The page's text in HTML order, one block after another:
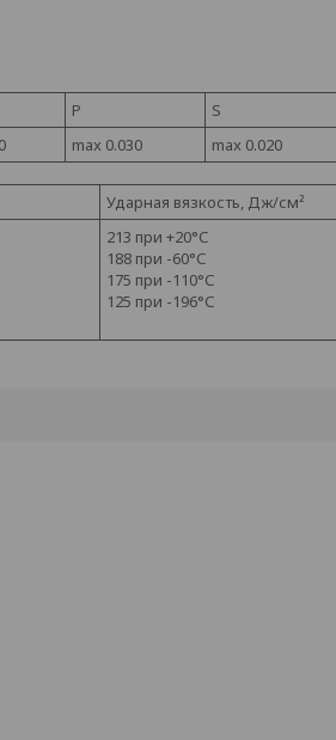
P
S
max 0.030
max 0.020
Ударная вязкость, Дж/см²
213 при +20°С
188 при -60°С
175 при -110°С
125 при -196°С